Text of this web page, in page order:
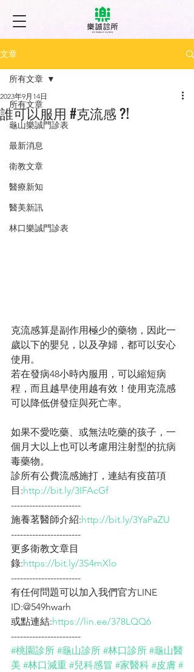
文章
所有文章
龜山樂誠門診表
最新消息
衛教文章
醫療新知
醫美新訊
林口樂誠門診表
所有文章
誰可以服用 #克流感 ?!
2023年9月14日
克流感算是副作用極少的藥物，因此一
歲以下的嬰兒，以及孕婦，都可以安心
使用。
若在發病48小時內服用，可以縮短病
程，而且越早使用越有效！使用克流感
可以降低併發症與死亡率。
如果不愛吃藥、或無法吃藥的孩子，一
個月大以上也可以考慮用注射型的抗病
毒藥物。
診所有公費流感施打，連結有疫苗項
目:http://bit.ly/3IFAcGf
-----------------------
施養茗醫師介紹:http://bit.ly/3YaPaZU
-----------------------
更多衛教文章目
錄:https://bit.ly/3S4mXlo
-----------------------
有任何問題可以加入我們官方LINE
ID:@549hwarh
或點連結:https://lin.ee/378LQQ6
-----------------------
#桃園診所 #龜山診所 #林口診所 #龜山醫
美 #林口減重 #兒科感冒 #家醫科 #皮膚 #